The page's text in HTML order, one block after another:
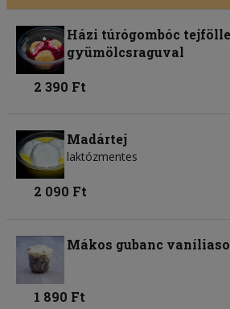
Házi túrógombóc
gyümölcsraguval
2 390 Ft
Madártej
laktózmentes
2 090 Ft
Mákos gubanc
1 890 Ft